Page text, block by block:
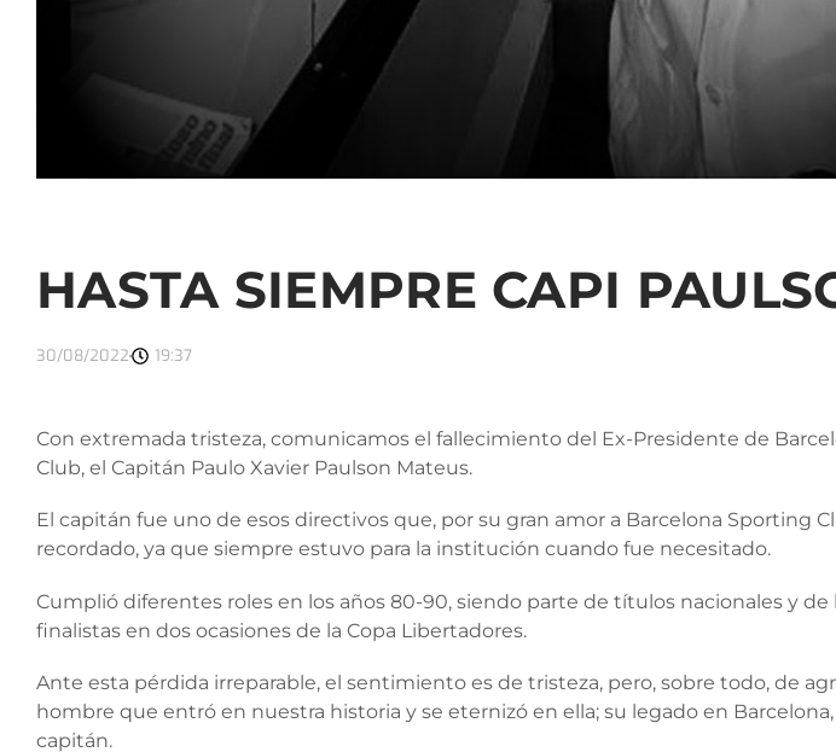
HASTA SIEMPRE CAPI
30/08/2022 19:37
Con extremada tristeza, comunicamos el fallecimiento del Ex-Presidente de
Club, el Capitán Paulo Xavier Paulson Mateus.
El capitán fue uno de esos directivos que, por su gran amor a Barcelona Sporting
recordado, ya que siempre estuvo para la institución cuando fue necesitado.
Cumplió diferentes roles en los años 80-90, siendo parte de títulos nacionales y de
finalistas en dos ocasiones de la Copa Libertadores.
Ante esta pérdida irreparable, el sentimiento es de tristeza, pero, sobre todo, de
hombre que entró en nuestra historia y se eternizó en ella; su legado en
capitán.